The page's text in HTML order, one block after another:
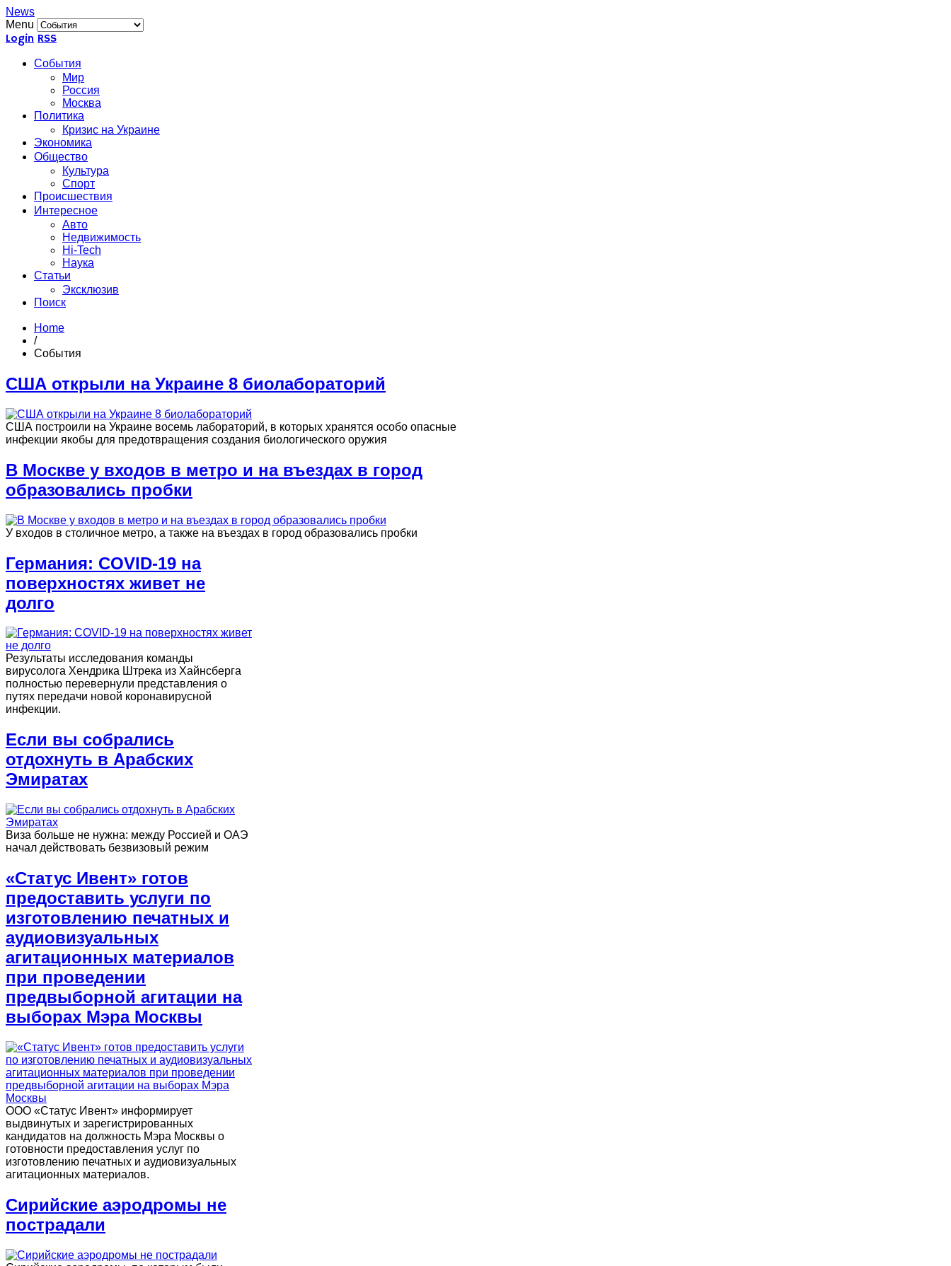
News
Menu
Login RSS
События
Мир
Россия
Москва
Политика
Кризис на Украине
Экономика
Общество
Культура
Спорт
Происшествия
Интересное
Авто
Недвижимость
Hi-Tech
Наука
Статьи
Эксклюзив
Поиск
Home
/
События
США открыли на Украине 8 биолабораторий
США построили на Украине восемь лабораторий, в которых хранятся особо опасные
инфекции якобы для предотвращения создания биологического оружия
В Москве у входов в метро и на въездах в город
образовались пробки
У входов в столичное метро, а также на въездах в город образовались пробки
Германия: COVID-19 на
поверхностях живет не
долго
Результаты исследования команды
вирусолога Хендрика Штрека из Хайнсберга
полностью перевернули представления о
путях передачи новой коронавирусной
инфекции.
Если вы собрались
отдохнуть в Арабских
Эмиратах
Виза больше не нужна: между Россией и ОАЭ
начал действовать безвизовый режим
«Статус Ивент» готов
предоставить услуги по
изготовлению печатных и
аудиовизуальных
агитационных материалов
при проведении
предвыборной агитации на
выборах Мэра Москвы
ООО «Статус Ивент» информирует
выдвинутых и зарегистрированных
кандидатов на должность Мэра Москвы о
готовности предоставления услуг по
изготовлению печатных и аудиовизуальных
агитационных материалов.
Сирийские аэродромы не
пострадали